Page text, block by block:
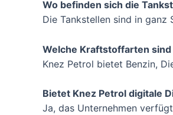
Wo befinden sich die
Die Tankstellen sind in
Welche Kraftstoffarten
Knez Petrol bietet Benzin,
Bietet Knez Petrol digitale
Ja, das Unternehmen